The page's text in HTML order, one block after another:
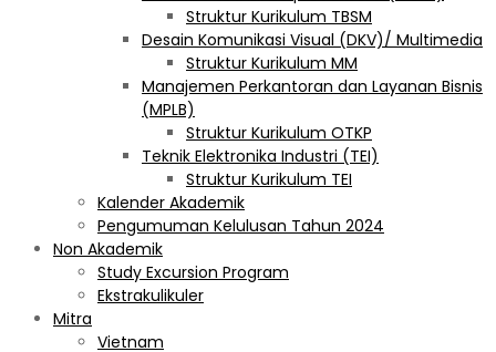
Struktur Kurikulum TBSM
Desain Komunikasi Visual (DKV)/ Multimedia
Struktur Kurikulum MM
Manajemen Perkantoran dan Layanan Bisnis
(MPLB)
Struktur Kurikulum OTKP
Teknik Elektronika Industri (TEI)
Struktur Kurikulum TEI
Kalender Akademik
Pengumuman Kelulusan Tahun 2024
Non Akademik
Study Excursion Program
Ekstrakulikuler
Mitra
Vietnam